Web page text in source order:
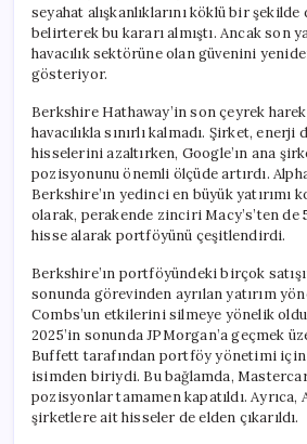
seyahat alışkanlıklarını köklü bir
belirterek bu kararı almıştı. Ancak son
havacılık sektörüne olan güvenini
gösteriyor.
Berkshire Hathaway’in son çeyrek
havacılıkla sınırlı kalmadı. Şirket, enerji
hisselerini azaltırken, Google’ın ana
pozisyonunu önemli ölçüde artırdı.
Berkshire’ın yedinci en büyük yatırımı
olarak, perakende zinciri Macy’s’ten de
hisse alarak portföyünü çeşitlendirdi.
Berkshire’ın portföyündeki birçok
sonunda görevinden ayrılan yatırım
Combs’un etkilerini silmeye yönelik
2025’in sonunda JPMorgan’a geçmek
Buffett tarafından portföy yönetimi
isimden biriydi. Bu bağlamda,
pozisyonlar tamamen kapatıldı. Ayrıca,
şirketlere ait hisseler de elden çıkarıldı.